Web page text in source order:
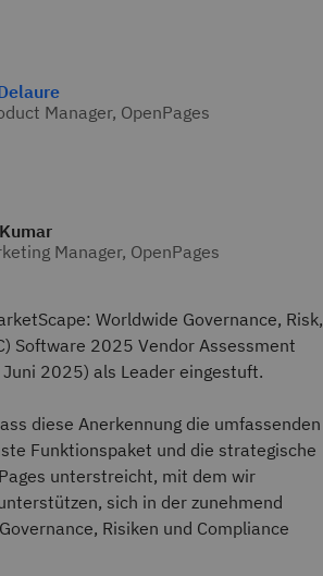
Manager, OpenPages
Manager, OpenPages
Worldwide Governance, Risk,
Software 2025 Vendor Assessment
2025) als Leader eingestuft.
diese Anerkennung die umfassenden
Funktionspaket und die strategische
unterstreicht, mit dem wir
sich in der zunehmend
Risiken und Compliance